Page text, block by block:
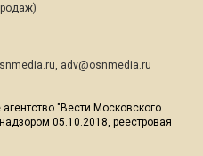
, adv@osnmedia.ru
"Вести Московского
05.10.2018, реестровая